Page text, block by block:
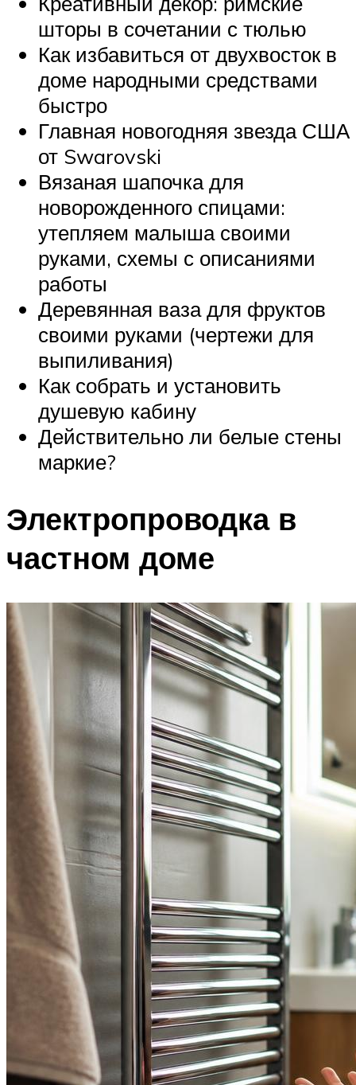
шторы в сочетании с тюлью
Как избавиться от двухвосток в
доме народными средствами
быстро
Главная новогодняя звезда США
от Swarovski
Вязаная шапочка для
новорожденного спицами:
утепляем малыша своими
руками, схемы с описаниями
работы
Деревянная ваза для фруктов
своими руками (чертежи для
выпиливания)
Как собрать и установить
душевую кабину
Действительно ли белые стены
маркие?
Электропроводка в
частном доме